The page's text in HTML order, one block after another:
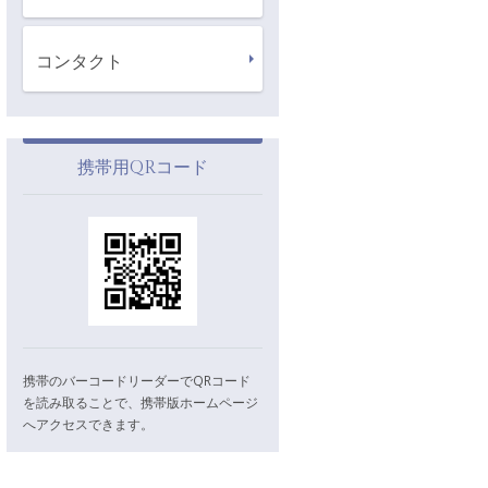
コンタクト
携帯用QRコード
携帯のバーコードリーダーでQRコード
を読み取ることで、携帯版ホームページ
へアクセスできます。